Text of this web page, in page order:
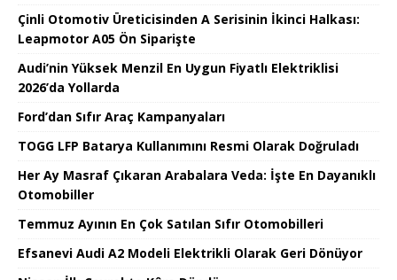
Çinli Otomotiv Üreticisinden A Serisinin İkinci Halkası:
Leapmotor A05 Ön Siparişte
Audi’nin Yüksek Menzil En Uygun Fiyatlı Elektriklisi
2026’da Yollarda
Ford’dan Sıfır Araç Kampanyaları
TOGG LFP Batarya Kullanımını Resmi Olarak Doğruladı
Her Ay Masraf Çıkaran Arabalara Veda: İşte En Dayanıklı
Otomobiller
Temmuz Ayının En Çok Satılan Sıfır Otomobilleri
Efsanevi Audi A2 Modeli Elektrikli Olarak Geri Dönüyor